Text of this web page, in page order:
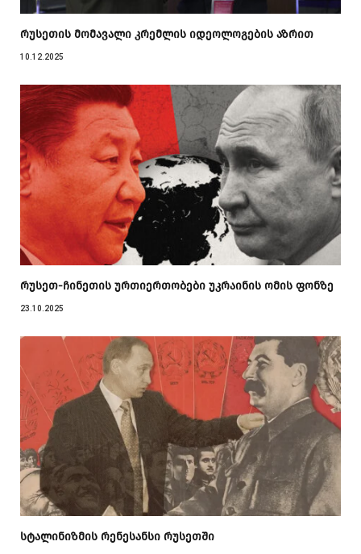
რუსეთის მომავალი კრემლის იდეოლოგების აზრით
10.12.2025
რუსეთ-ჩინეთის ურთიერთობები უკრაინის ომის ფონზე
23.10.2025
სტალინიზმის რენესანსი რუსეთში